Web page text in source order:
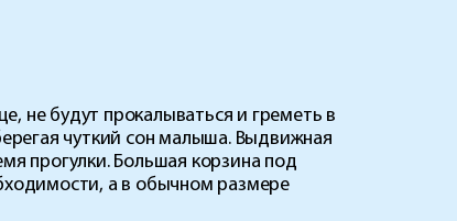
не будут прокалываться и греметь в
чуткий сон малыша. Выдвижная
прогулки. Большая корзина под
а в обычном размере